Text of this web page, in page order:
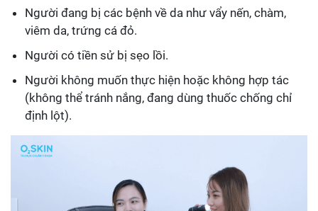
Người đang bị các bệnh về da như vẩy nến, chàm,
viêm da, trứng cá đỏ.
Người có tiền sử bị sẹo lồi.
Người không muốn thực hiện hoặc không hợp tác
(không thể tránh nắng, đang dùng thuốc chống chỉ
định lột).